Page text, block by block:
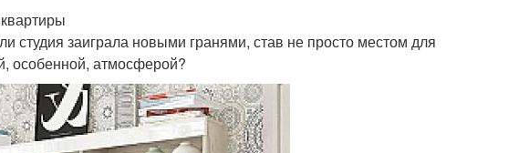
студия заиграла новыми гранями, став не просто местом для
особенной, атмосферой?